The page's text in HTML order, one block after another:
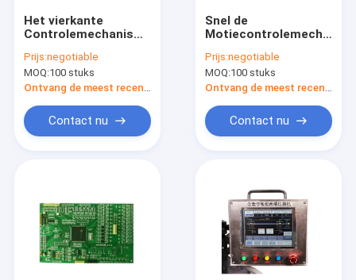
Ongeveer ons
Fabrieksreis
Het vierkante
Controlemechanisme
Asmotie, Duurzaam 2
Asstepper
Motorcontrolemechanisme
Prijs:negotiable
MOQ:100 stuks
Ontvang de meest recente Prijs
Contact nu
Snel de
Multias met Hoge
snelheidsdsp
Bewerker
Prijs:negotiable
MOQ:100 stuks
Ontvang de meest recente Prijs
Contact nu